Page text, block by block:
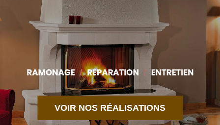
VOIR NOS RÉALISATIONS